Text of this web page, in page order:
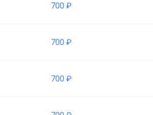
700 ₽
700 ₽
700 ₽